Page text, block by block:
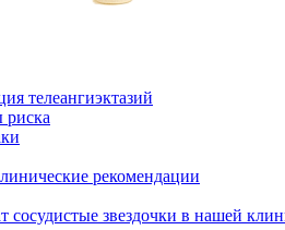
телеангиэктазий
рекомендации
сосудистые звездочки в нашей